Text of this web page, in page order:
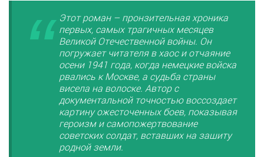
Этот роман – пронзительная хроника
первых, самых трагичных месяцев
Великой Отечественной войны. Он
погружает читателя в хаос и отчаяние
осени 1941 года, когда немецкие войска
рвались к Москве, а судьба страны
висела на волоске. Автор с
документальной точностью воссоздает
картину ожесточенных боев, показывая
героизм и самопожертвование
советских солдат, вставших на защиту
родной земли.